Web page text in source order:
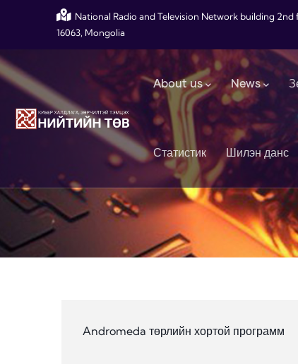
Skip to main contentNational Radio and Television Network building
16063, Mongolia
Main navigation
About us News
Статистик Шилэн данс
Andromeda төрлийн хортой программ